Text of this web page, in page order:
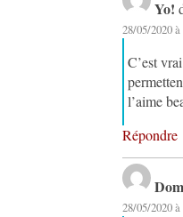
Yo!
28/05/2020
C’est
l’aime
Répondre
28/05/2020 à